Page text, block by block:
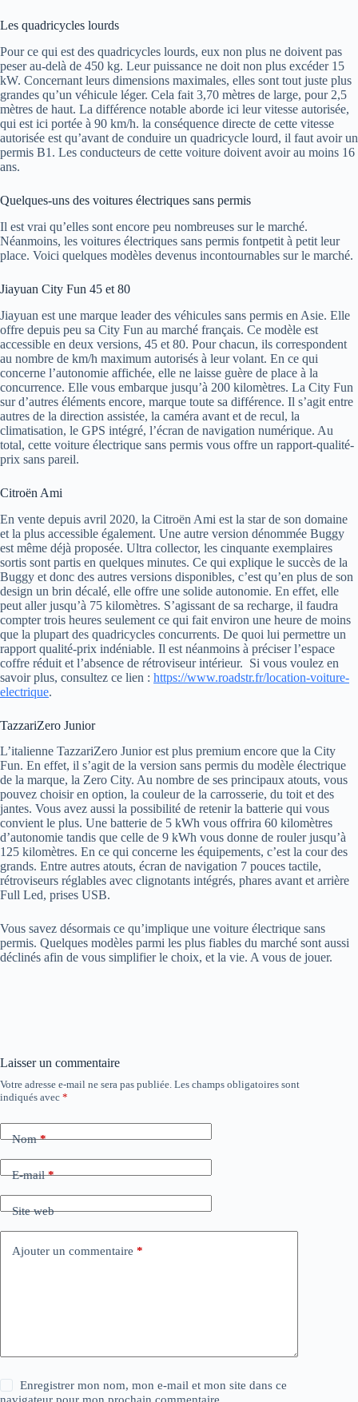
Les quadricycles lourds
Pour ce qui est des quadricycles lourds, eux non plus ne doivent pas
peser au-delà de 450 kg. Leur puissance ne doit non plus excéder 15
kW. Concernant leurs dimensions maximales, elles sont tout juste plus
grandes qu’un véhicule léger. Cela fait 3,70 mètres de large, pour 2,5
mètres de haut. La différence notable aborde ici leur vitesse autorisée,
qui est ici portée à 90 km/h. la conséquence directe de cette vitesse
autorisée est qu’avant de conduire un quadricycle lourd, il faut avoir un
permis B1. Les conducteurs de cette voiture doivent avoir au moins 16
ans.
Quelques-uns des voitures électriques sans permis
Il est vrai qu’elles sont encore peu nombreuses sur le marché.
Néanmoins, les voitures électriques sans permis fontpetit à petit leur
place. Voici quelques modèles devenus incontournables sur le marché.
Jiayuan City Fun 45 et 80
Jiayuan est une marque leader des véhicules sans permis en Asie. Elle
offre depuis peu sa City Fun au marché français. Ce modèle est
accessible en deux versions, 45 et 80. Pour chacun, ils correspondent
au nombre de km/h maximum autorisés à leur volant. En ce qui
concerne l’autonomie affichée, elle ne laisse guère de place à la
concurrence. Elle vous embarque jusqu’à 200 kilomètres. La City Fun
sur d’autres éléments encore, marque toute sa différence. Il s’agit entre
autres de la direction assistée, la caméra avant et de recul, la
climatisation, le GPS intégré, l’écran de navigation numérique. Au
total, cette voiture électrique sans permis vous offre un rapport-qualité-
prix sans pareil.
Citroën Ami
En vente depuis avril 2020, la Citroën Ami est la star de son domaine
et la plus accessible également. Une autre version dénommée Buggy
est même déjà proposée. Ultra collector, les cinquante exemplaires
sortis sont partis en quelques minutes. Ce qui explique le succès de la
Buggy et donc des autres versions disponibles, c’est qu’en plus de son
design un brin décalé, elle offre une solide autonomie. En effet, elle
peut aller jusqu’à 75 kilomètres. S’agissant de sa recharge, il faudra
compter trois heures seulement ce qui fait environ une heure de moins
que la plupart des quadricycles concurrents. De quoi lui permettre un
rapport qualité-prix indéniable. Il est néanmoins à préciser l’espace
coffre réduit et l’absence de rétroviseur intérieur. Si vous voulez en
savoir plus, consultez ce lien : https://www.roadstr.fr/location-voiture-
electrique.
TazzariZero Junior
L’italienne TazzariZero Junior est plus premium encore que la City
Fun. En effet, il s’agit de la version sans permis du modèle électrique
de la marque, la Zero City. Au nombre de ses principaux atouts, vous
pouvez choisir en option, la couleur de la carrosserie, du toit et des
jantes. Vous avez aussi la possibilité de retenir la batterie qui vous
convient le plus. Une batterie de 5 kWh vous offrira 60 kilomètres
d’autonomie tandis que celle de 9 kWh vous donne de rouler jusqu’à
125 kilomètres. En ce qui concerne les équipements, c’est la cour des
grands. Entre autres atouts, écran de navigation 7 pouces tactile,
rétroviseurs réglables avec clignotants intégrés, phares avant et arrière
Full Led, prises USB.
Vous savez désormais ce qu’implique une voiture électrique sans
permis. Quelques modèles parmi les plus fiables du marché sont aussi
déclinés afin de vous simplifier le choix, et la vie. A vous de jouer.
Laisser un commentaire
Votre adresse e-mail ne sera pas publiée. Les champs obligatoires sont
indiqués avec *
Nom*
E-mail*
Site web
Ajouter un commentaire *
Enregistrer mon nom, mon e-mail et mon site dans ce